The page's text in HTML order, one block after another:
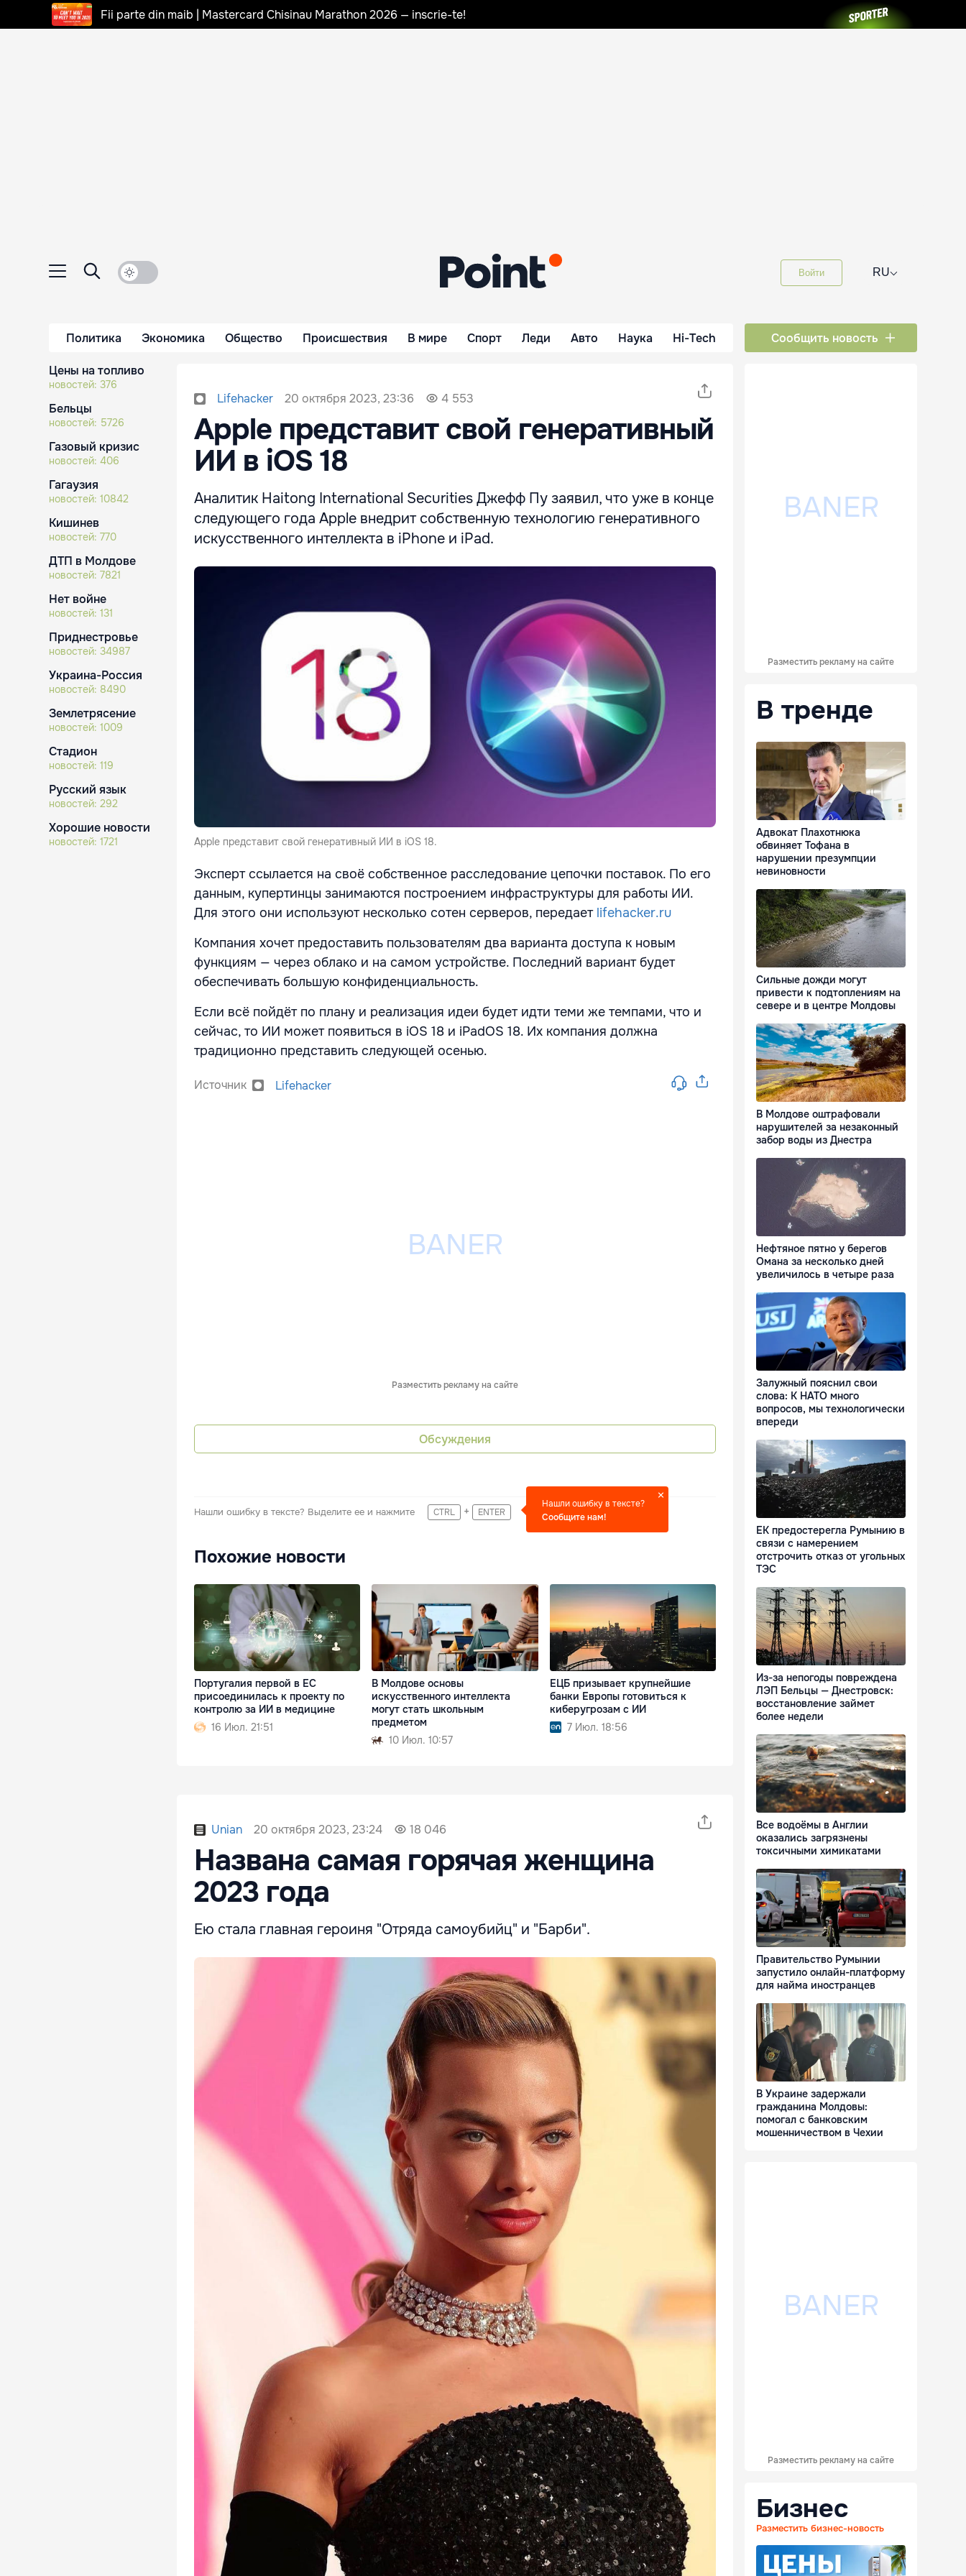
Fii parte din maib | Mastercard Chisinau Marathon 2026 — inscrie-te!
Войти RU⌵
Политика Экономика Общество Происшествия В мире Спорт Леди Авто Наука Hi-Tech Сообщить новость
Цены на топливо
новостей: 376
Бельцы
новостей: 5726
Газовый кризис
новостей: 406
Гагаузия
новостей: 10842
Кишинев
новостей: 770
ДТП в Молдове
новостей: 7821
Нет войне
новостей: 131
Приднестровье
новостей: 34987
Украина-Россия
новостей: 8490
Землетрясение
новостей: 1009
Стадион
новостей: 119
Русский язык
новостей: 292
Хорошие новости
новостей: 1721
Lifehacker 20 октября 2023, 23:36 4 553
Apple представит свой генеративный
ИИ в iOS 18
Аналитик Haitong International Securities Джефф Пу заявил, что уже в конце
следующего года Apple внедрит собственную технологию генеративного
искусственного интеллекта в iPhone и iPad.
Apple представит свой генеративный ИИ в iOS 18.
Эксперт ссылается на своё собственное расследование цепочки поставок. По его
данным, купертинцы занимаются построением инфраструктуры для работы ИИ.
Для этого они используют несколько сотен серверов, передает lifehacker.ru
Компания хочет предоставить пользователям два варианта доступа к новым
функциям — через облако и на самом устройстве. Последний вариант будет
обеспечивать большую конфиденциальность.
Если всё пойдёт по плану и реализация идеи будет идти теми же темпами, что и
сейчас, то ИИ может появиться в iOS 18 и iPadOS 18. Их компания должна
традиционно представить следующей осенью.
Источник Lifehacker
Разместить рекламу на сайте
Обсуждения
Нашли ошибку в тексте? Выделите ее и нажмите CTRL + ENTER
Нашли ошибку в тексте?
Сообщите нам!
Похожие новости
Португалия первой в ЕС
присоединилась к проекту по
контролю за ИИ в медицине
16 Июл. 21:51
В Молдове основы
искусственного интеллекта
могут стать школьным
предметом
10 Июл. 10:57
ЕЦБ призывает крупнейшие
банки Европы готовиться к
киберугрозам с ИИ
7 Июл. 18:56
Unian 20 октября 2023, 23:24 18 046
Названа самая горячая женщина
2023 года
Ею стала главная героиня "Отряда самоубийц" и "Барби".
Разместить рекламу на сайте
В тренде
Адвокат Плахотнюка
обвиняет Тофана в
нарушении презумпции
невиновности
Сильные дожди могут
привести к подтоплениям на
севере и в центре Молдовы
В Молдове оштрафовали
нарушителей за незаконный
забор воды из Днестра
Нефтяное пятно у берегов
Омана за несколько дней
увеличилось в четыре раза
Залужный пояснил свои
слова: К НАТО много
вопросов, мы технологически
впереди
ЕК предостерегла Румынию в
связи с намерением
отстрочить отказ от угольных
ТЭС
Из-за непогоды повреждена
ЛЭП Бельцы — Днестровск:
восстановление займет
более недели
Все водоёмы в Англии
оказались загрязнены
токсичными химикатами
Правительство Румынии
запустило онлайн-платформу
для найма иностранцев
В Украине задержали
гражданина Молдовы:
помогал с банковским
мошенничеством в Чехии
Разместить рекламу на сайте
Бизнес
Разместить бизнес-новость